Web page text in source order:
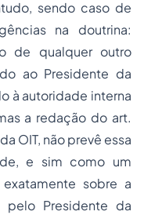
sendo caso de
na doutrina:
de qualquer outro
ao Presidente da
à autoridade interna
a redação do art.
OIT, não prevê essa
e sim como um
sobre a
pelo Presidente da